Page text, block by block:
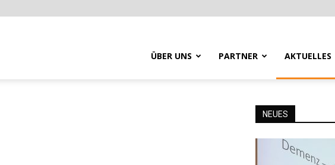
ÜBER UNS PARTNER AKTUELLES
NEUES